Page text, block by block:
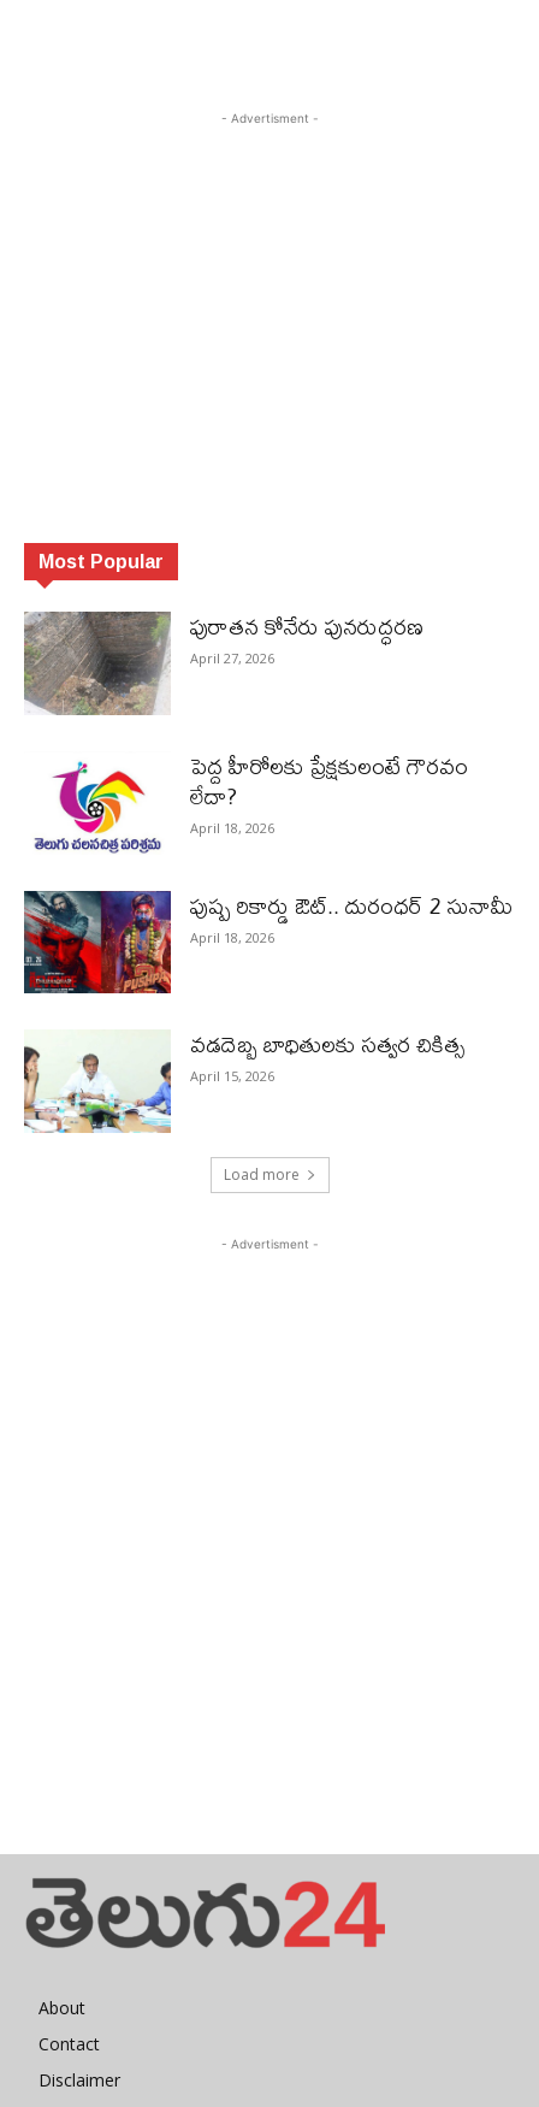
- Advertisment -
Most Popular
పురాత‌న కోనేరు పున‌రుద్ధ‌ర‌ణ
April 27, 2026
పెద్ద హీరోల‌కు ప్రేక్ష‌కులంటే గౌర‌వం
లేదా?
April 18, 2026
పుష్ప రికార్డు ఔట్‌.. దురంధ‌ర్ 2 సునామీ
April 18, 2026
వడదెబ్బ బాధితులకు సత్వర చికిత్స
April 15, 2026
Load more
- Advertisment -
About
Contact
Disclaimer